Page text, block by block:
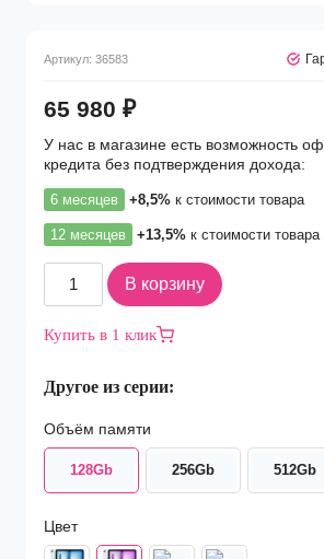
Артикул: 36583
65 980 ₽
У нас в магазине есть возможность
кредита без подтверждения дохода:
6 месяцев +8,5% к стоимости товара
12 месяцев +13,5% к стоимости товара
Количество
товара
Apple
Air
(2025)
Wi-
Cellular
128Gb
В корзину
Купить в 1 клик
Другое из серии:
Объём памяти
128Gb 256Gb 512Gb
Цвет